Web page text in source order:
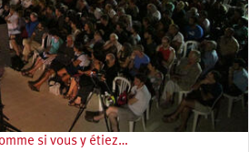
si vous y étiez…